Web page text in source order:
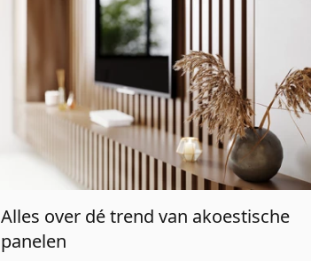
Alles over dé trend van akoestische
panelen